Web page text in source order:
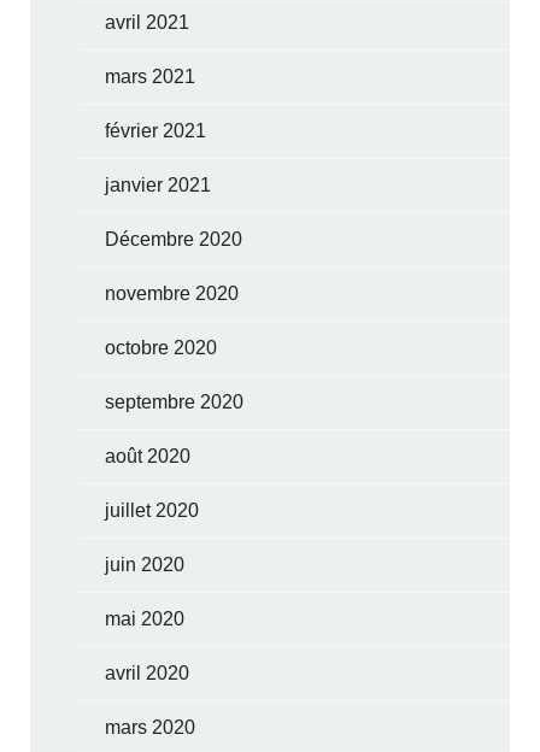
avril 2021
mars 2021
février 2021
janvier 2021
Décembre 2020
novembre 2020
octobre 2020
septembre 2020
août 2020
juillet 2020
juin 2020
mai 2020
avril 2020
mars 2020